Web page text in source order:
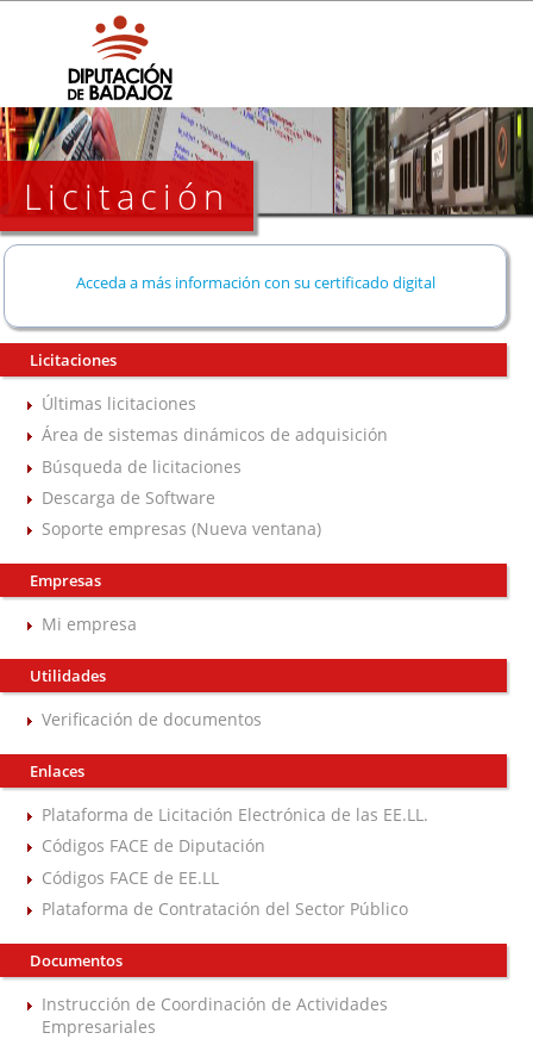
Licitación
Acceda a más información con su certificado digital
Licitaciones
Últimas licitaciones
Área de sistemas dinámicos de adquisición
Búsqueda de licitaciones
Descarga de Software
Soporte empresas (Nueva ventana)
Empresas
Mi empresa
Utilidades
Verificación de documentos
Enlaces
Plataforma de Licitación Electrónica de las EE.LL.
Códigos FACE de Diputación
Códigos FACE de EE.LL
Plataforma de Contratación del Sector Público
Documentos
Instrucción de Coordinación de Actividades
Empresariales